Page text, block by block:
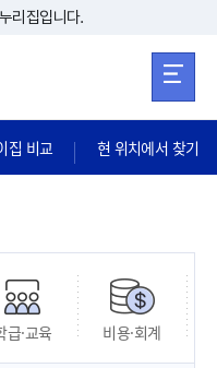
리집입니다.
집 비교 현 위치에서 찾기
급·교육 비용·회계